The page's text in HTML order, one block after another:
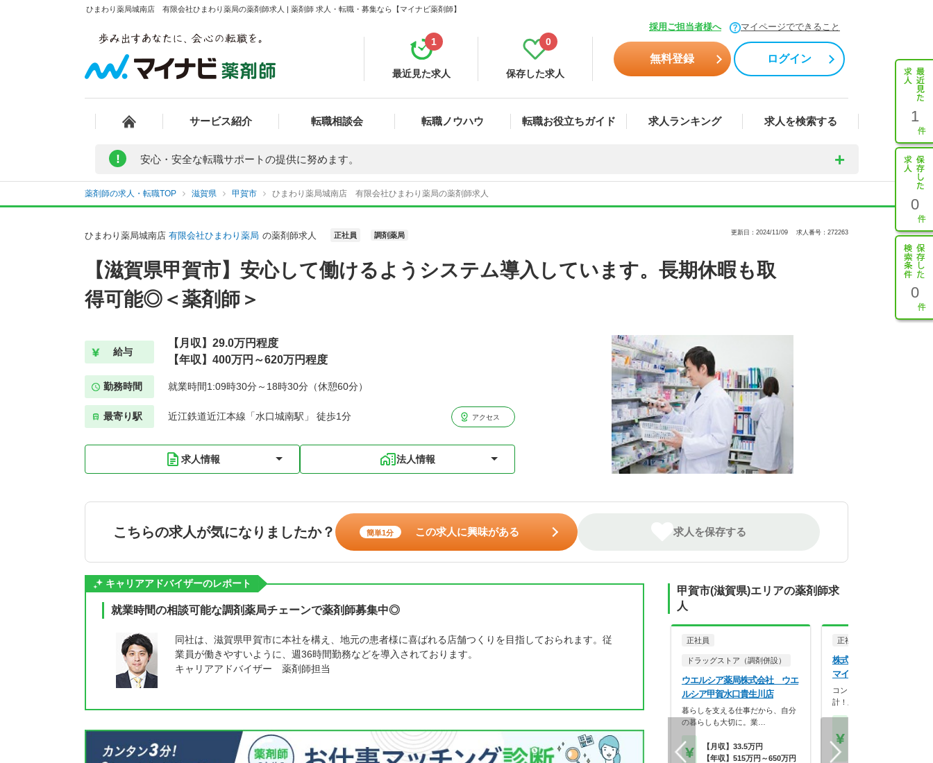
ひまわり薬局城南店 有限会社ひまわり薬局の薬剤師求人 | 薬剤師 求人・転職・募集なら【マイナビ薬剤師】
採用ご担当者様へ マイページでできること
最近見た求人
1
保存した求人
0
無料登録 ログイン
サービス紹介 転職相談会 転職ノウハウ 転職お役立ちガイド 求人ランキング 求人を検索する 1
0
0
! 安心・安全な転職サポートの提供に努めます。
薬剤師の求人・転職TOP 滋賀県 甲賀市 ひまわり薬局城南店 有限会社ひまわり薬局の薬剤師求人
ひまわり薬局城南店 有限会社ひまわり薬局 の薬剤師求人 正社員 調剤薬局 更新日：2024/11/09 求人番号：272263
【滋賀県甲賀市】安心して働けるようシステム導入しています。長期休暇も取
得可能◎＜薬剤師＞
給与
【月収】29.0万円程度
【年収】400万円～620万円程度
勤務時間 就業時間1:09時30分～18時30分（休憩60分）
最寄り駅 近江鉄道近江本線「水口城南駅」 徒歩1分 アクセス
求人情報 法人情報
こちらの求人が気になりましたか？ 簡単1分 この求人に興味がある 求人を保存する
キャリアアドバイザーのレポート
就業時間の相談可能な調剤薬局チェーンで薬剤師募集中◎
同社は、滋賀県甲賀市に本社を構え、地元の患者様に喜ばれる店舗つくりを目指しておられます。従
業員が働きやすいように、週36時間勤務などを導入されております。
キャリアアドバイザー 薬剤師担当
甲賀市(滋賀県)エリアの薬剤師求
人
正社員
ドラッグストア（調剤併設）
ウエルシア薬局株式会社 ウエ
ルシア甲賀水口貴生川店
暮らしを支える仕事だから、自分
の暮らしも大切に。業…
【月収】33.5万円
【年収】515万円～650万円
正社員
株式会社ユニスマイル
マイル薬局 あやの店
コンプライアンス重視の店舗
計！上場企業母体で研修…